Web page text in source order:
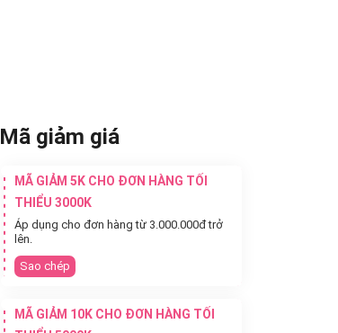
Mã giảm giá
MÃ GIẢM 5K CHO ĐƠN HÀNG TỐI
THIỂU 3000K
Áp dụng cho đơn hàng từ 3.000.000đ trở
lên.
Sao chép
MÃ GIẢM 10K CHO ĐƠN HÀNG TỐI